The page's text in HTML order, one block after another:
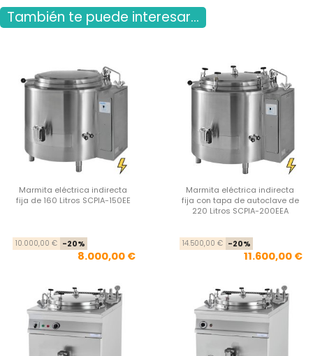
También te puede interesar...
Marmita eléctrica indirecta
fija de 160 Litros SCPIA-150EE
Precio base
10.000,00 € -20%
8.000,00 €
Marmita eléctrica indirecta
fija con tapa de autoclave de
220 Litros SCPIA-200EEA
14.500,00 € -20%
11.600,00 €